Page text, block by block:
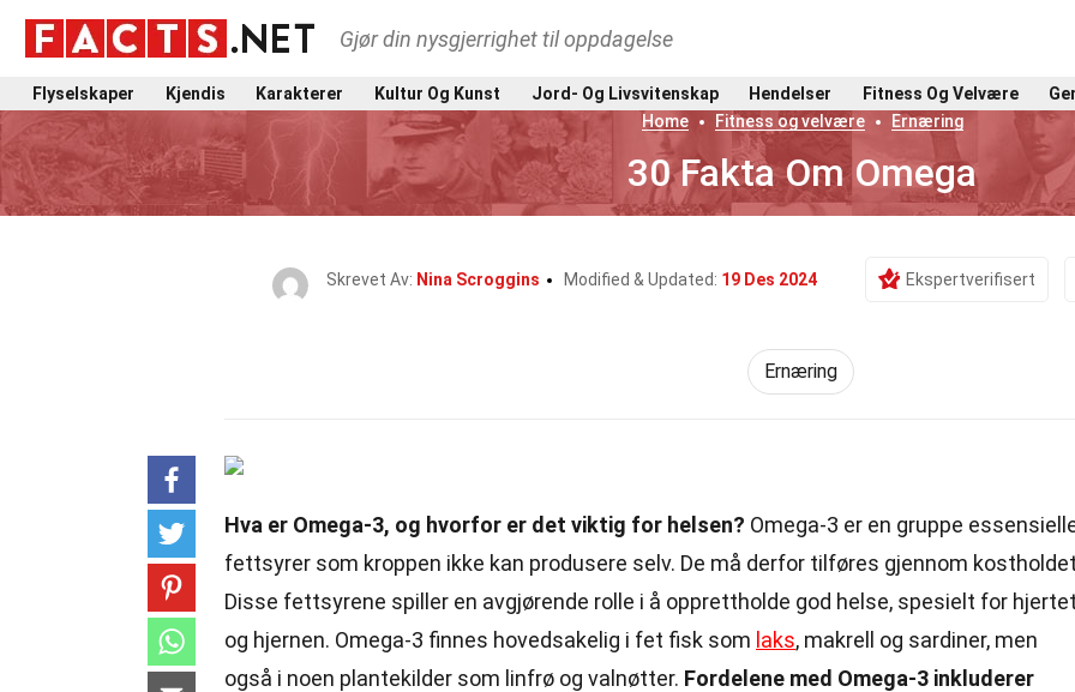
Gjør din nysgjerrighet til oppdagelse
Flyselskaper Kjendis Karakterer Kultur Og Kunst Jord- Og Livsvitenskap Hendelser Fitness Og Velvære
Home
Fitness og velvære Ernæring
30 Fakta Om Omega
Skrevet Av: Nina Scroggins Modified & Updated: 19 Des 2024 Ekspertverifisert
Ernæring
Hva er Omega-3, og hvorfor er det viktig for helsen? Omega-3 er en gruppe
fettsyrer som kroppen ikke kan produsere selv. De må derfor tilføres gjennom
Disse fettsyrene spiller en avgjørende rolle i å opprettholde god helse, spesielt for
og hjernen. Omega-3 finnes hovedsakelig i fet fisk som laks, makrell og sardiner, men
også i noen plantekilder som linfrø og valnøtter. Fordelene med Omega-3 inkluderer